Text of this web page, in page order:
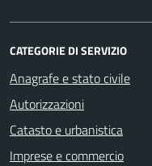
CATEGORIE DI SERVIZIO
Anagrafe e stato civile
Autorizzazioni
Catasto e urbanistica
Imprese e commercio